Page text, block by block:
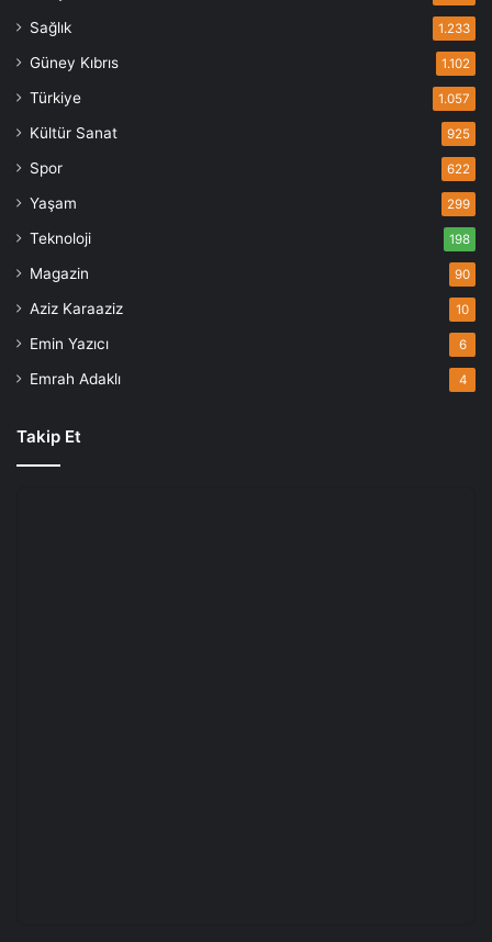
Sağlık 1.233
Güney Kıbrıs 1.102
Türkiye 1.057
Kültür Sanat 925
Spor 622
Yaşam 299
Teknoloji 198
Magazin 90
Aziz Karaaziz 10
Emin Yazıcı 6
Emrah Adaklı 4
Takip Et